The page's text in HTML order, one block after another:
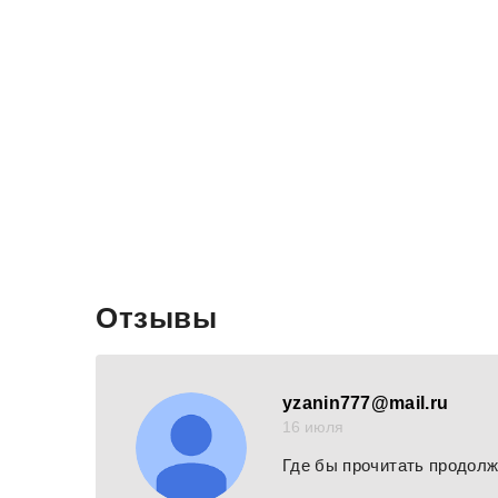
Отзывы
yzanin777@mail.ru
16 июля
Где бы прочитать